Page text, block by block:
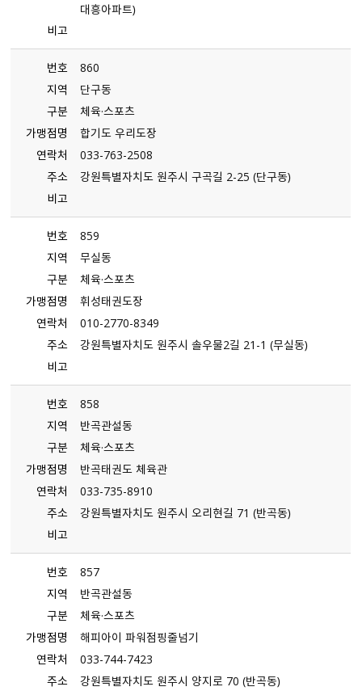
대흥아파트）
비고
번호
860
지역
단구동
구분
체육·스포츠
가맹점명
합기도 우리도장
연락처
033-763-2508
주소
강원특별자치도 원주시 구곡길 2-25 （단구동）
비고
번호
859
지역
무실동
구분
체육·스포츠
가맹점명
휘성태권도장
연락처
010-2770-8349
주소
강원특별자치도 원주시 솔우물2길 21-1 （무실동）
비고
번호
858
지역
반곡관설동
구분
체육·스포츠
가맹점명
반곡태권도 체육관
연락처
033-735-8910
주소
강원특별자치도 원주시 오리현길 71 （반곡동）
비고
번호
857
지역
반곡관설동
구분
체육·스포츠
가맹점명
해피아이 파워점핑줄넘기
연락처
033-744-7423
주소
강원특별자치도 원주시 양지로 70 （반곡동）